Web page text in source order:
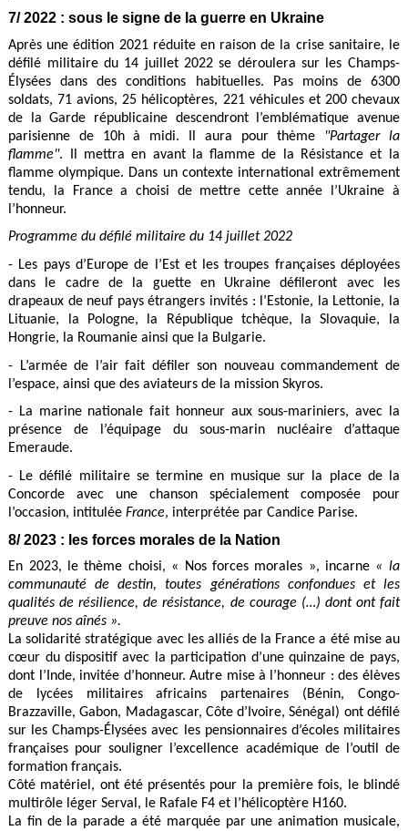
7/ 2022 : sous le signe de la guerre en Ukraine
Après une édition 2021 réduite en raison de la crise sanitaire, le
défilé militaire du 14 juillet 2022 se déroulera sur les Champs-
Élysées dans des conditions habituelles. Pas moins de 6300
soldats, 71 avions, 25 hélicoptères, 221 véhicules et 200 chevaux
de la Garde républicaine descendront l’emblématique avenue
parisienne de 10h à midi. Il aura pour thème
"Partager la
flamme". Il mettra en avant la flamme de la Résistance et la
flamme olympique. Dans un contexte international extrêmement
tendu, la France a choisi de mettre cette année l’Ukraine à
l’honneur.
Programme du défilé militaire du 14 juillet 2022
- Les pays d’Europe de l’Est et les troupes françaises déployées
dans le cadre de la guette en Ukraine défileront avec les
drapeaux de neuf pays étrangers invités : l’Estonie, la Lettonie, la
Lituanie, la Pologne, la République tchèque, la Slovaquie, la
Hongrie, la Roumanie ainsi que la Bulgarie.
- L’armée de l’air fait défiler son nouveau commandement de
l’espace, ainsi que des aviateurs de la mission Skyros.
- La marine nationale fait honneur aux sous-mariniers, avec la
présence de l’équipage du sous-marin nucléaire d’attaque
Emeraude.
- Le défilé militaire se termine en musique sur la place de la
Concorde avec une chanson spécialement composée pour
l’occasion, intituléeFrance, interprétée par Candice Parise.
8/ 2023 : les forces morales de la Nation
En 2023, le thème choisi, « Nos forces morales », incarne « la
communauté de destin, toutes générations confondues et les
qualités de résilience, de résistance, de courage (…) dont ont fait
preuve nos aînés ».
La solidarité stratégique avec les alliés de la France a été mise au
cœur du dispositif avec la participation d’une quinzaine de pays,
dont l’Inde, invitée d’honneur. Autre mise à l’honneur : des élèves
de lycées militaires africains partenaires (Bénin, Congo-
Brazzaville, Gabon, Madagascar, Côte d’Ivoire, Sénégal) ont défilé
sur les Champs-Élysées avec les pensionnaires d’écoles militaires
françaises pour souligner l’excellence académique de l’outil de
formation français.
Côté matériel, ont été présentés pour la première fois, le blindé
multirôle léger Serval, le Rafale F4 et l’hélicoptère H160.
La fin de la parade a été marquée par une animation musicale,